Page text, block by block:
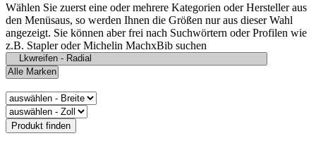
Wählen Sie zuerst eine oder mehrere Kategorien oder Hersteller aus
den Menüsaus, so werden Ihnen die Größen nur aus dieser Wahl
angezeigt. Sie können aber frei nach Suchwörtern oder Profilen wie
z.B. Stapler oder Michelin MachxBib suchen